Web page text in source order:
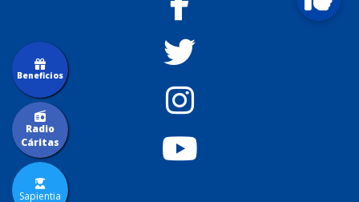
Sapientia
Radio
Cáritas
Beneficios